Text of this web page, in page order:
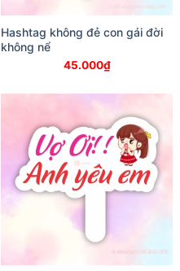
Hashtag không đẻ con gái đời
không nể
45.000₫